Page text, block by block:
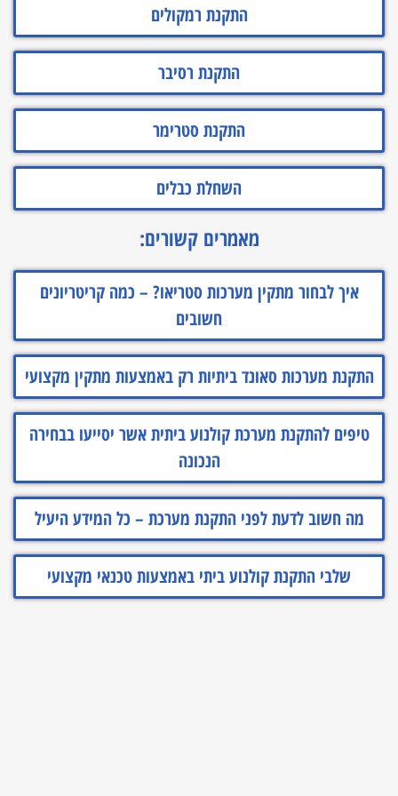
התקנת רמקולים
התקנת רסיבר
התקנת סטרימר
השחלת כבלים
מאמרים קשורים:
איך לבחור מתקין מערכות סטריאו? – כמה קריטריונים
חשובים
התקנת מערכות סאונד ביתיות רק באמצעות מתקין מקצועי
טיפים להתקנת מערכת קולנוע ביתית אשר יסייעו בבחירה
הנכונה
מה חשוב לדעת לפני התקנת מערכת – כל המידע היעיל
שלבי התקנת קולנוע ביתי באמצעות טכנאי מקצועי